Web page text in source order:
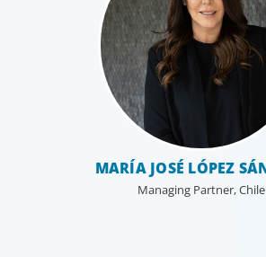
MARÍA JOSÉ LÓPEZ
Managing Partner, Chile